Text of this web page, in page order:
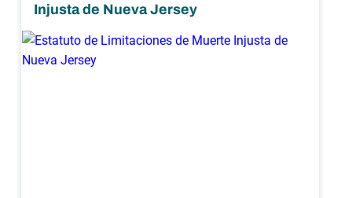
Injusta de Nueva Jersey